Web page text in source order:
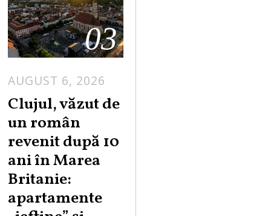
03
AUGUST 6, 2026
Clujul, văzut de
un român
revenit după 10
ani în Marea
Britanie:
apartamente